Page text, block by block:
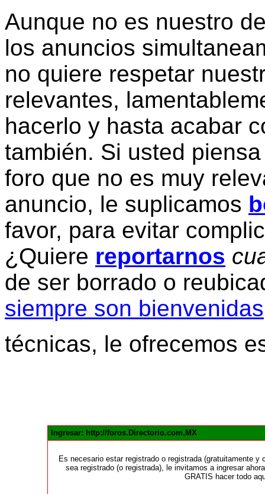
Aunque no es nuestro
los anuncios
no quiere respetar
relevantes,
hacerlo y hasta acabar
también. Si usted
foro que no es muy
anuncio, le suplicamos
favor, para evitar
¿Quiere reportarnos
de ser borrado o
siempre son bienvenidas
técnicas, le ofrecemos
Ingresar: http://foros.Directorio.com.MX
Es necesario estar registrado o registrada (gratuitamente
sea registrado (o registrada), le invitamos a ingresar
GRATIS hacer todo